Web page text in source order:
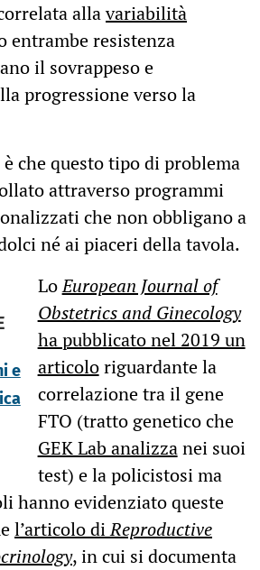
allavariabilità
entrambe resistenza
il sovrappeso e
progressione verso la
che questo tipo di problema
attraverso programmi
che non obbligano a
né ai piaceri della tavola.
e
LoEuropean Journal of
Obstetrics and Ginecology
ha pubblicato nel 2019 un
articoloriguardante la
correlazione tra il gene
FTO (tratto genetico che
GEK Lab analizzanei suoi
test) e la policistosi ma
hanno evidenziato queste
l’articolo diReproductive
, in cui si documenta